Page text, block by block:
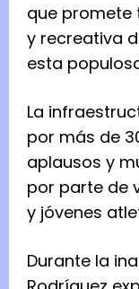
que promete
y recreativa
esta
La
por más de
aplausos y
por parte de
y jóvenes
Durante la